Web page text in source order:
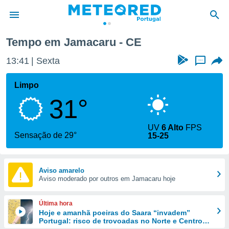
da
foi
fornecidas
a este
das
e
forma
digital
Tempo em Jamacaru - CE
13:41 Sexta ...
Limpo
31°
Sensação de 29°
UV6 Alto FPS
15-25
Aviso amarelo
Aviso moderado por outros em Jamacaru hoje
Última hora
Hoje e amanhã poeiras do Saara “invadem”
Portugal: risco de trovoadas no Norte e Centro